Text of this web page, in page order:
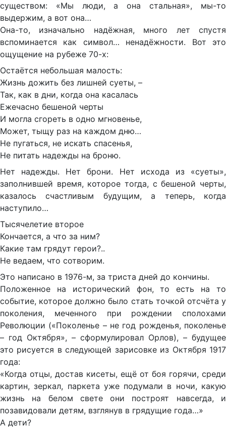
существом: «Мы люди, а она стальная», мы-то
выдержим, а вот она…
Она-то, изначально надёжная, много лет спустя
вспоминается как символ… ненадёжности. Вот это
ощущение на рубеже 70-х:
Остаётся небольшая малость:
Жизнь дожить без лишней суеты, –
Так, как в дни, когда она касалась
Ежечасно бешеной черты
И могла сгореть в одно мгновенье,
Может, тыщу раз на каждом дню…
Не пугаться, не искать спасенья,
Не питать надежды на броню.
Нет надежды. Нет брони. Нет исхода из «суеты»,
заполнившей время, которое тогда, с бешеной черты,
казалось счастливым будущим, а теперь, когда
наступило…
Тысячелетие второе
Кончается, а что за ним?
Какие там грядут герои?..
Не ведаем, что сотворим.
Это написано в 1976-м, за триста дней до кончины.
Положенное на исторический фон, то есть на то
событие, которое должно было стать точкой отсчёта у
поколения, меченного при рождении сполохами
Революции («Поколенье – не год рожденья, поколенье
– год Октября», – сформулировал Орлов), – будущее
это рисуется в следующей зарисовке из Октября 1917
года:
«Когда отцы, достав кисеты, ещё от боя горячи, среди
картин, зеркал, паркета уже подумали в ночи, какую
жизнь на белом свете они построят навсегда, и
позавидовали детям, взглянув в грядущие года…»
А дети?